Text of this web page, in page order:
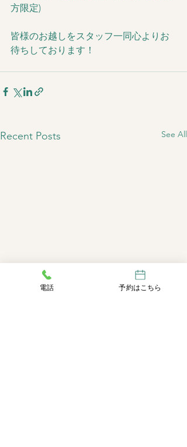
方限定)
皆様のお越しをスタッフ一同心よりお
待ちしております！
Recent Posts See All
電話 予約はこちら